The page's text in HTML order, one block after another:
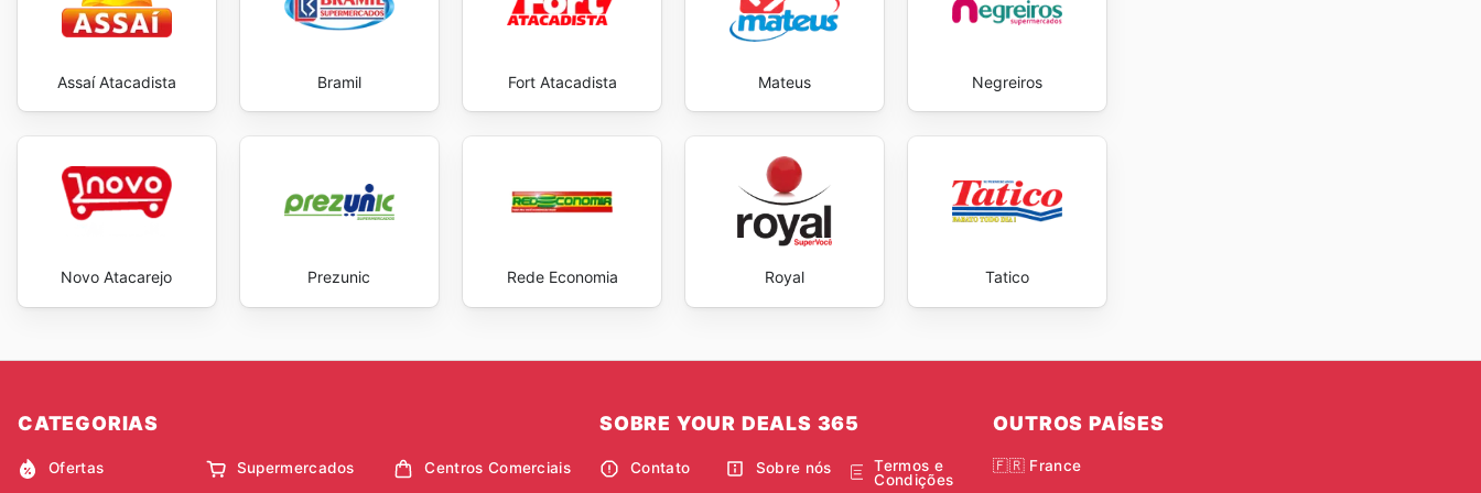
Assaí Atacadista Bramil Fort Atacadista Mateus Negreiros
Novo Atacarejo Prezunic Rede Economia Royal Tatico
CATEGORIAS
Ofertas Supermercados Centros Comerciais
SOBRE YOUR DEALS 365
Contato Sobre nós
Termos e
Condições
OUTROS PAÍSES
🇫🇷 France